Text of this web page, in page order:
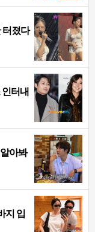
터졌다
인터내
아봐
지 입